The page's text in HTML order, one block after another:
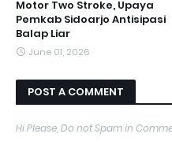
Motor Two Stroke, Upaya
Pemkab Sidoarjo Antisipasi
Balap Liar
June 01, 2026
POST A COMMENT
Hi Please, Do not Spam in